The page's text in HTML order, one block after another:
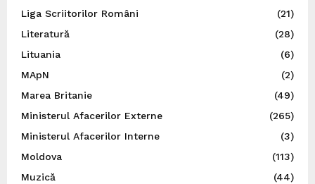
Liga Scriitorilor Români
(21)
Literatură
(28)
Lituania
(6)
MApN
(2)
Marea Britanie
(49)
Ministerul Afacerilor Externe
(265)
Ministerul Afacerilor Interne
(3)
Moldova
(113)
Muzică
(44)